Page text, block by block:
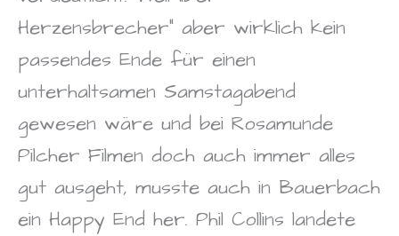
Herzensbrecher“ aber wirklich kein
passendes Ende für einen
unterhaltsamen Samstagabend
gewesen wäre und bei Rosamunde
Pilcher Filmen doch auch immer alles
gut ausgeht, musste auch in Bauerbach
ein Happy End her. Phil Collins landete